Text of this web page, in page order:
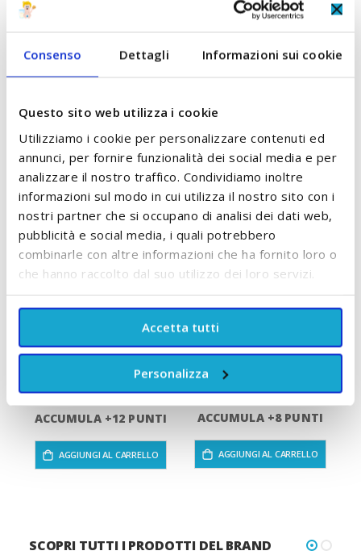
Consenso Dettagli Informazioni sui cookie
Questo sito web utilizza i cookie
Utilizziamo i cookie per personalizzare contenuti ed
annunci, per fornire funzionalità dei social media e per
analizzare il nostro traffico. Condividiamo inoltre
informazioni sul modo in cui utilizza il nostro sito con i
nostri partner che si occupano di analisi dei dati web,
pubblicità e social media, i quali potrebbero
combinarle con altre informazioni che ha fornito loro o
che hanno raccolto dal suo utilizzo dei loro servizi.
Accetta tutti
Personalizza
RECENSIONI
POTREBBE PIACERTI ANCHE:
Pannolini Taglia 2 Mini
3/6 Kg Pampers
Protezione Pura
12,60 €
ACCUMULA +12 PUNTI
AGGIUNGI AL CARRELLO
Pannolini Taglia 2 Mini
8,90 €
ACCUMULA +8 PUNTI
AGGIUNGI AL CARRELLO
SCOPRI TUTTI I PRODOTTI DEL BRAND